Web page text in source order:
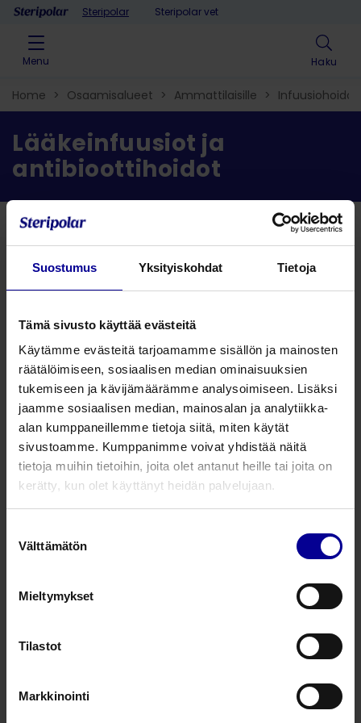
Suostumus Yksityiskohdat Tietoja
Tämä sivusto käyttää evästeitä
Käytämme evästeitä tarjoamamme sisällön ja mainosten
räätälöimiseen, sosiaalisen median ominaisuuksien
tukemiseen ja kävijämäärämme analysoimiseen. Lisäksi
jaamme sosiaalisen median, mainosalan ja analytiikka-
alan kumppaneillemme tietoja siitä, miten käytät
sivustoamme. Kumppanimme voivat yhdistää näitä
tietoja muihin tietoihin, joita olet antanut heille tai joita on
kerätty, kun olet käyttänyt heidän palvelujaan.
valinta
Välttämätön
Mieltymykset
Tilastot
Markkinointi
Skip to contentSteripolar Steripolar vet
Menu Haku
Home > Osaamisalueet > Ammattilaisille > Infuusiohoidot
Lääkeinfuusiot ja
antibioottihoidot
Takaisin
Infuusiokanyylit- ja katetrit (3) Infuusioletkut (1)
Jatkoletkut (1)
Kannettavat infuusiolaitteet ja tarvikkeet (7)
Laskimoportit ja porttineulat
Ruiskut
(1)
Virtausnopeussetit
(1)